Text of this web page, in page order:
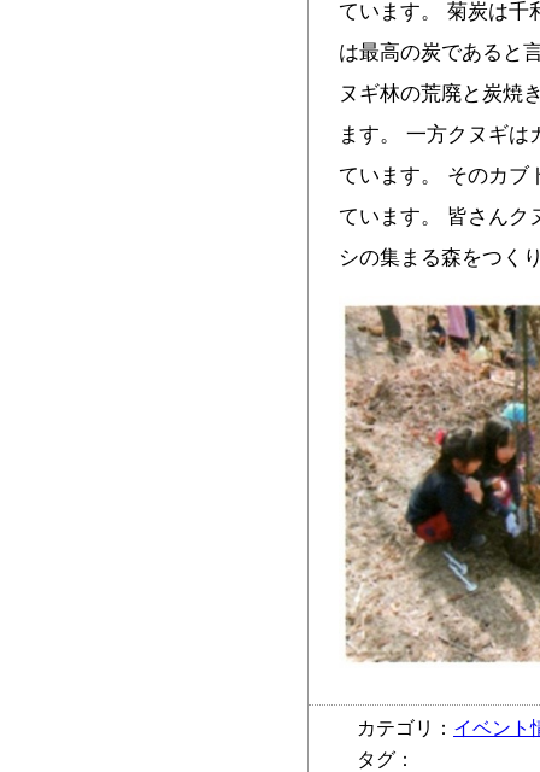
ています。 菊炭は千
は最高の炭であると
ヌギ林の荒廃と炭焼
ます。 一方クヌギは
ています。 そのカブ
ています。 皆さんク
シの集まる森をつく
カテゴリ： イベント
タグ：